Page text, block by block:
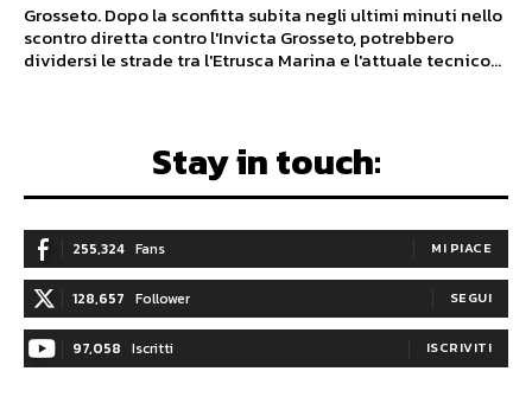
Grosseto. Dopo la sconfitta subita negli ultimi minuti nello
scontro diretta contro l'Invicta Grosseto, potrebbero
dividersi le strade tra l'Etrusca Marina e l'attuale tecnico...
Stay in touch:
255,324 Fans MI PIACE
128,657 Follower SEGUI
97,058 Iscritti ISCRIVITI